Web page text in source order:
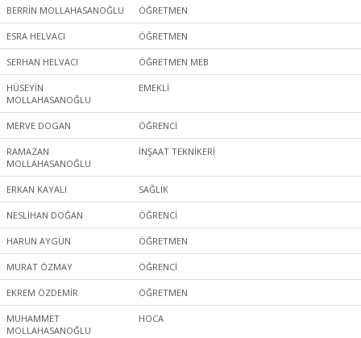
BERRİN MOLLAHASANOĞLU ÖĞRETMEN
ESRA HELVACI ÖĞRETMEN
SERHAN HELVACI ÖĞRETMEN MEB
HÜSEYİN
MOLLAHASANOĞLU
EMEKLİ
MERVE DOGAN ÖĞRENCİ
RAMAZAN
MOLLAHASANOĞLU
İNŞAAT TEKNİKERİ
ERKAN KAYALI SAĞLIK
NESLİHAN DOĞAN ÖĞRENCİ
HARUN AYGÜN ÖĞRETMEN
MURAT ÖZMAY ÖĞRENCİ
EKREM ÖZDEMİR ÖĞRETMEN
MUHAMMET
MOLLAHASANOĞLU
HOCA